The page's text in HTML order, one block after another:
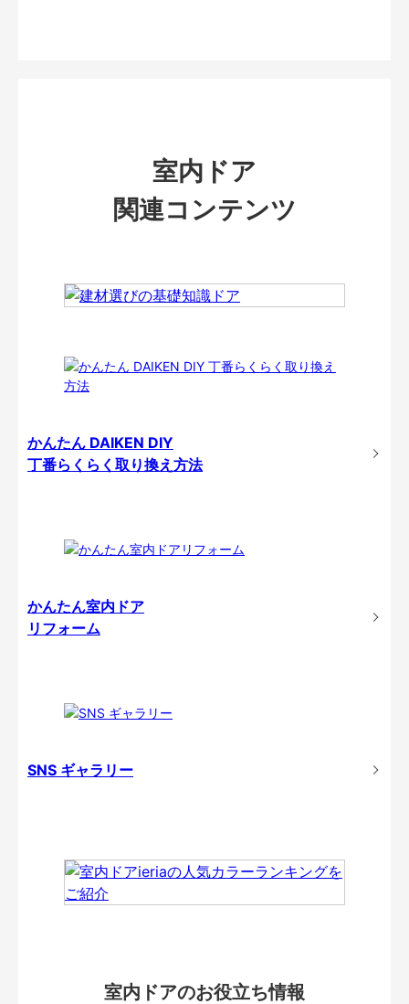
室内ドア
関連コンテンツ
かんたん DAIKEN DIY
丁番らくらく取り換え方法
かんたん室内ドア
リフォーム
SNS ギャラリー
室内ドアのお役立ち情報